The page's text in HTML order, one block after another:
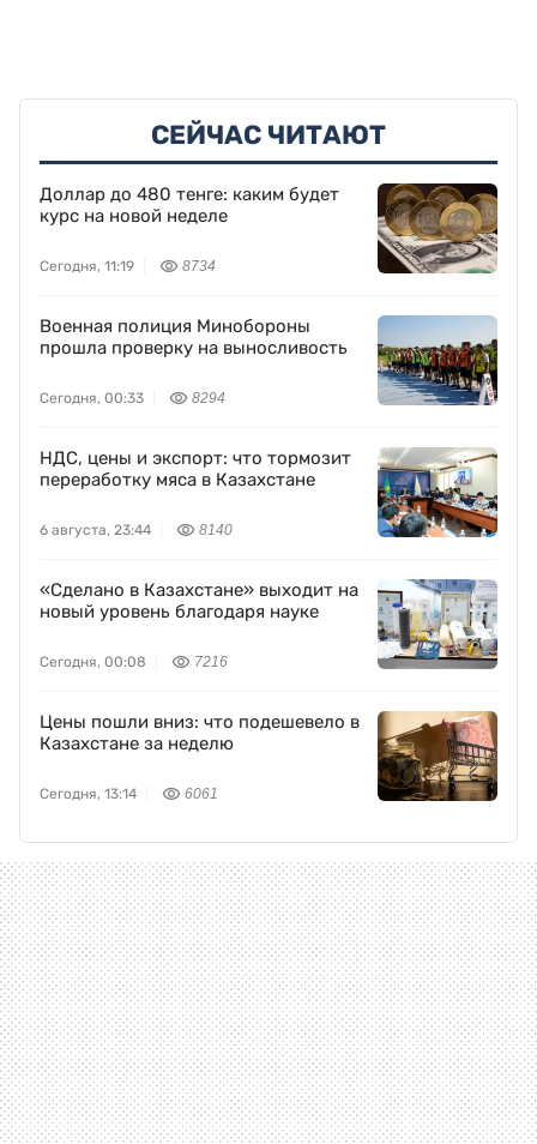
СЕЙЧАС ЧИТАЮТ
Доллар до 480 тенге: каким будет
курс на новой неделе
Сегодня, 11:19 8734
Военная полиция Минобороны
прошла проверку на выносливость
Сегодня, 00:33 8294
НДС, цены и экспорт: что тормозит
переработку мяса в Казахстане
6 августа, 23:44 8140
«Сделано в Казахстане» выходит на
новый уровень благодаря науке
Сегодня, 00:08 7216
Цены пошли вниз: что подешевело в
Казахстане за неделю
Сегодня, 13:14 6061